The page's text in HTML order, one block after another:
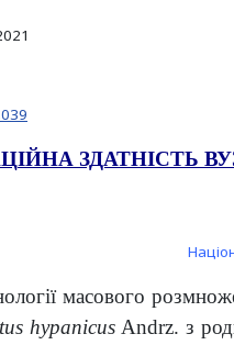
ЗДАТНІСТЬ
масового
hypanicus Andrz. з